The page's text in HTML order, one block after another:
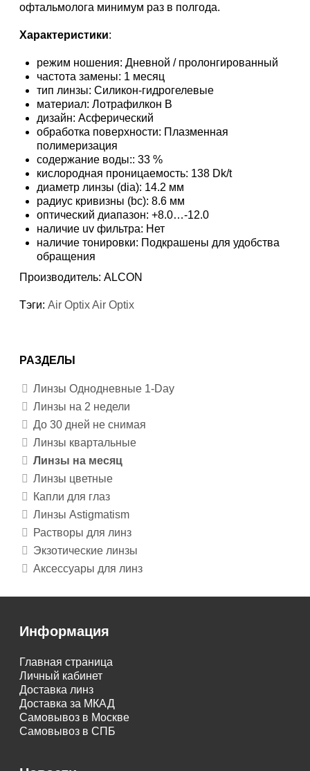
офтальмолога минимум раз в полгода.
Характеристики:
режим ношения: Дневной / пролонгированный
частота замены: 1 месяц
тип линзы: Cиликон-гидрогелевые
материал: Лотрафилкон B
дизайн: Асферический
обработка поверхности: Плазменная
полимеризация
содержание воды:: 33 %
кислородная проницаемость: 138 Dk/t
диаметр линзы (dia): 14.2 мм
радиус кривизны (bc): 8.6 мм
оптический диапазон: +8.0…-12.0
наличие uv фильтра: Нет
наличие тонировки: Подкрашены для удобства
обращения
Производитель: ALCON
Тэги: Air Optix Air Optix
РАЗДЕЛЫ
Линзы Однодневные 1-Day
Линзы на 2 недели
До 30 дней не снимая
Линзы квартальные
Линзы на месяц
Линзы цветные
Капли для глаз
Линзы Astigmatism
Растворы для линз
Экзотические линзы
Аксессуары для линз
Информация
Главная страница
Личный кабинет
Доставка линз
Доставка за МКАД
Самовывоз в Москве
Самовывоз в СПБ